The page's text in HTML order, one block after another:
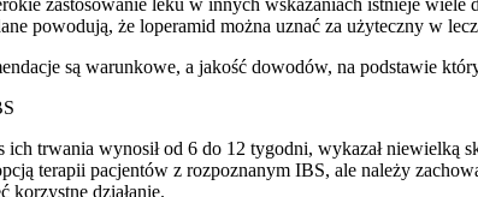
zastosowanie leku w innych wskazaniach istnieje
powodują, że loperamid można uznać za użyteczny w
są warunkowe, a jakość dowodów, na podstawie
trwania wynosił od 6 do 12 tygodni, wykazał niewielką
terapii pacjentów z rozpoznanym IBS, ale należy
korzystne działanie.